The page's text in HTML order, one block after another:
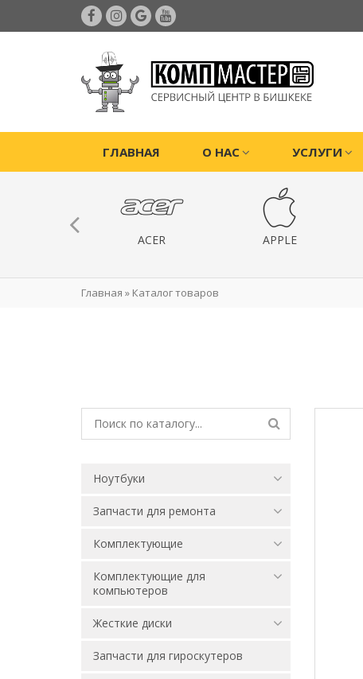
ГЛАВНАЯ О НАС УСЛУГИ
ACER APPLE
Главная » Каталог товаров
Ноутбуки
Запчасти для ремонта
Комплектующие
Комплектующие для
компьютеров
Жесткие диски
Запчасти для гироскутеров